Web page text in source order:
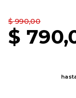
$ 990,00
$ 790,